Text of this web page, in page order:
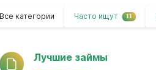
Все категории Часто ищут 11
Лучшие займы